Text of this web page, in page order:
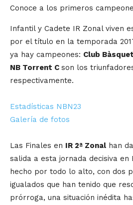
Conoce a los primeros
Infantil y Cadete IR Zonal viven
por el título en la temporada
ya hay campeones: Club
NB Torrent C son los
respectivamente.
Estadísticas NBN23
Galería de fotos
Las Finales en IR 2ª Zonal han
salida a esta jornada decisiva en
hecho por todo lo alto, con dos
igualados que han tenido que
prórroga, una situación inédita